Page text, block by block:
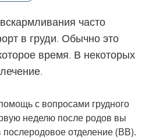
часто
в груди. Обычно это
время. В некоторых
с вопросами грудного
неделю после родов вы
отделение (ВВ).